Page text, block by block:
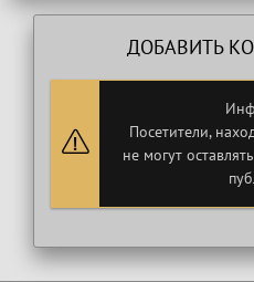
ДОБАВИТЬ
Посетители,
не могут